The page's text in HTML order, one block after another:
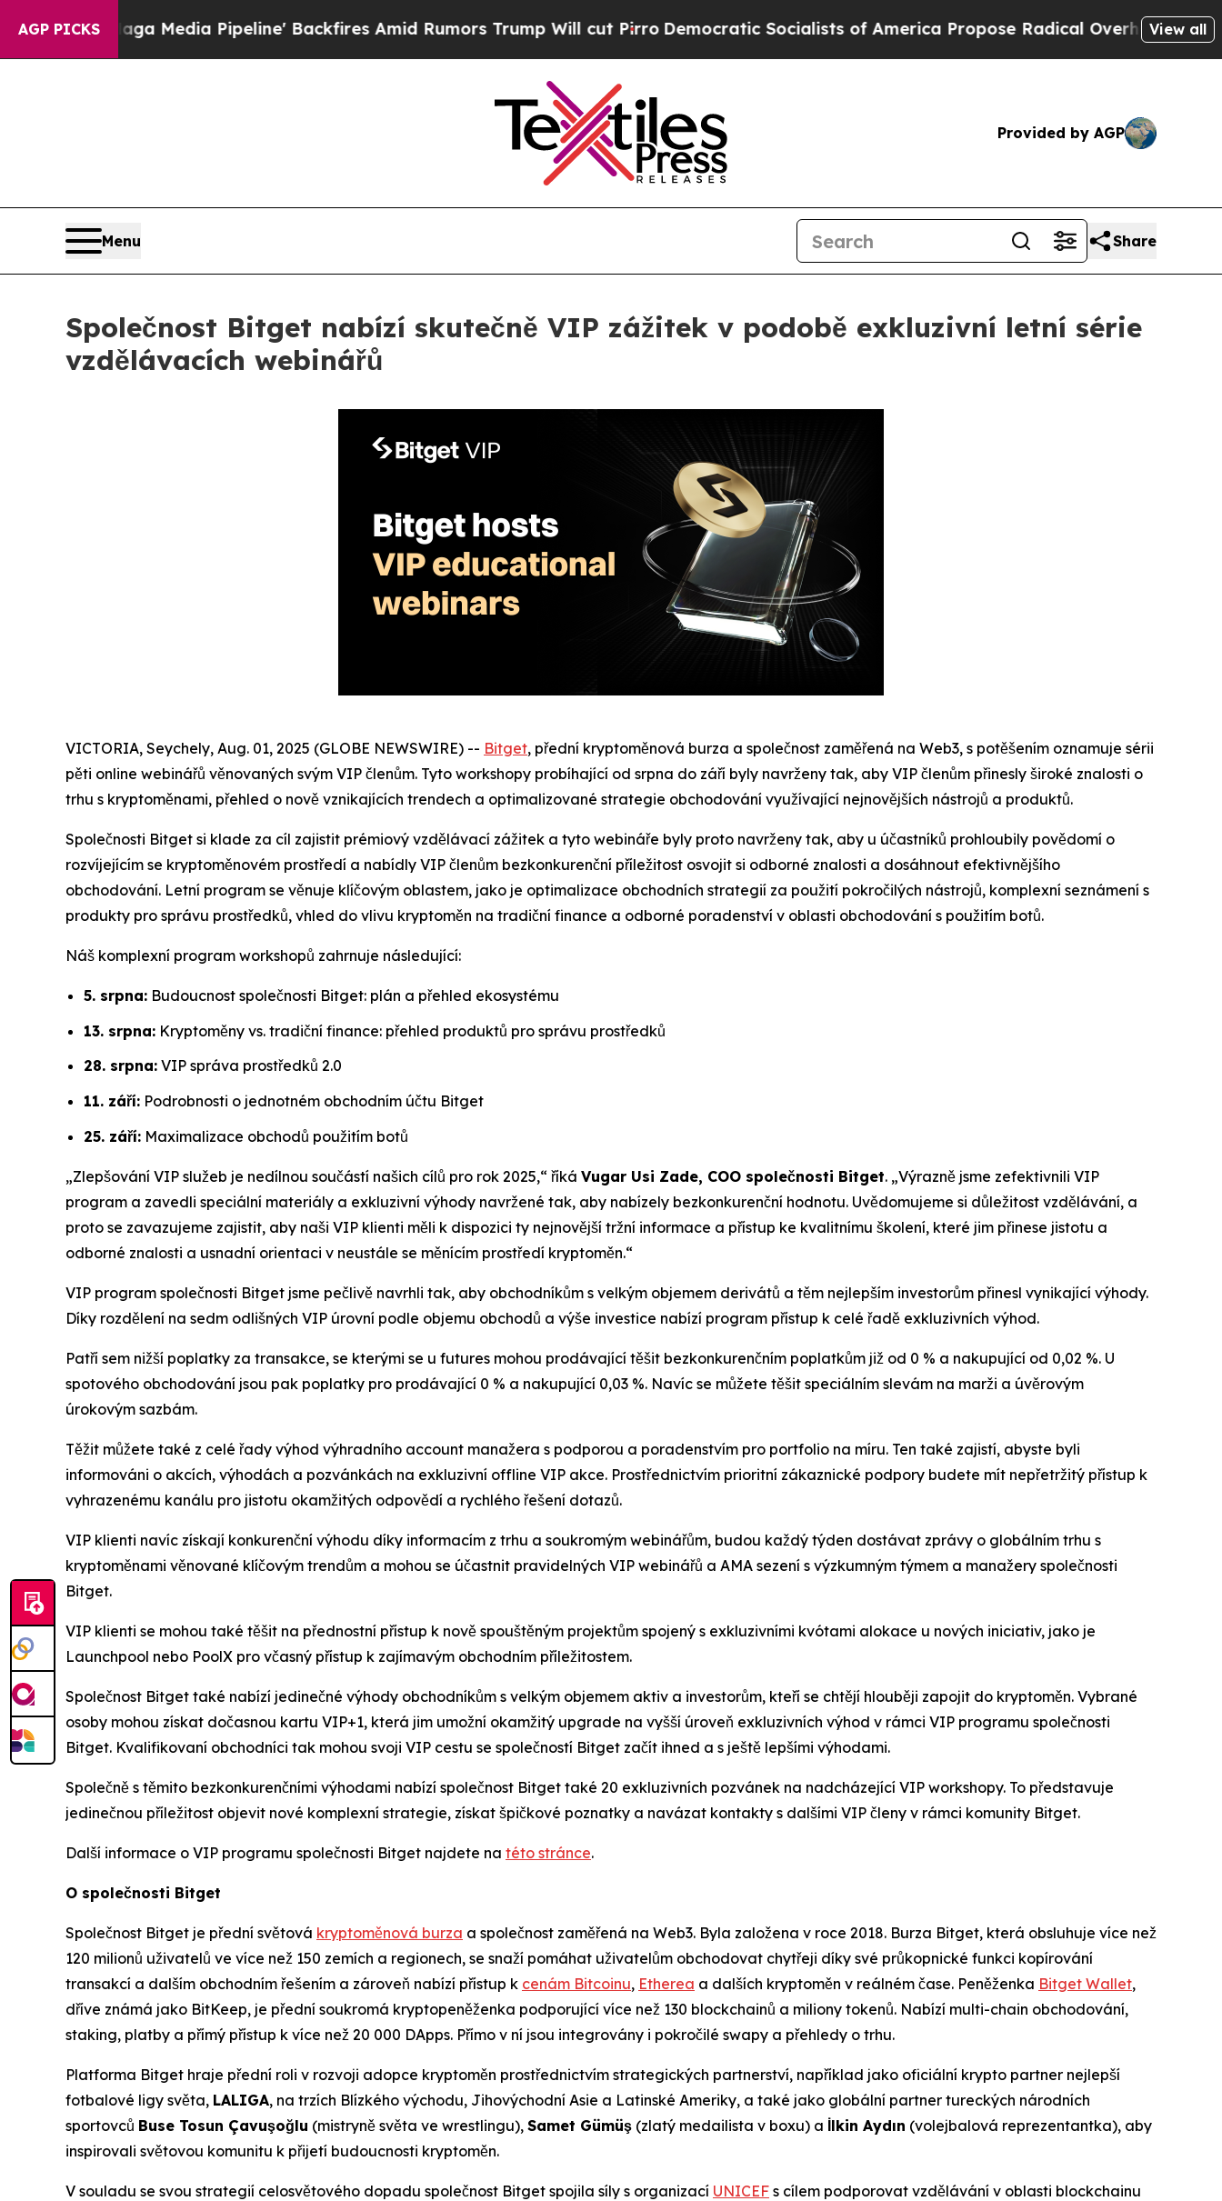
AGP PICKS
'Maga Media Pipeline' Backfires Amid Rumors Trump Will cut PirroDemocratic Socialists of America Propose Radical Overhaul of US GovtView all
Provided by AGP
Menu Share
Společnost Bitget nabízí skutečně VIP zážitek v podobě exkluzivní letní série
vzdělávacích webinářů
VICTORIA, Seychely, Aug. 01, 2025 (GLOBE NEWSWIRE) -- Bitget, přední kryptoměnová burza a společnost zaměřená na Web3, s potěšením oznamuje sérii
pěti online webinářů věnovaných svým VIP členům. Tyto workshopy probíhající od srpna do září byly navrženy tak, aby VIP členům přinesly široké znalosti o
trhu s kryptoměnami, přehled o nově vznikajících trendech a optimalizované strategie obchodování využívající nejnovějších nástrojů a produktů.
Společnosti Bitget si klade za cíl zajistit prémiový vzdělávací zážitek a tyto webináře byly proto navrženy tak, aby u účastníků prohloubily povědomí o
rozvíjejícím se kryptoměnovém prostředí a nabídly VIP členům bezkonkurenční příležitost osvojit si odborné znalosti a dosáhnout efektivnějšího
obchodování. Letní program se věnuje klíčovým oblastem, jako je optimalizace obchodních strategií za použití pokročilých nástrojů, komplexní seznámení s
produkty pro správu prostředků, vhled do vlivu kryptoměn na tradiční finance a odborné poradenství v oblasti obchodování s použitím botů.
Náš komplexní program workshopů zahrnuje následující:
5. srpna: Budoucnost společnosti Bitget: plán a přehled ekosystému
13. srpna: Kryptoměny vs. tradiční finance: přehled produktů pro správu prostředků
28. srpna: VIP správa prostředků 2.0
11. září: Podrobnosti o jednotném obchodním účtu Bitget
25. září: Maximalizace obchodů použitím botů
„Zlepšování VIP služeb je nedílnou součástí našich cílů pro rok 2025,“ říká Vugar Usi Zade, COO společnosti Bitget. „Výrazně jsme zefektivnili VIP
program a zavedli speciální materiály a exkluzivní výhody navržené tak, aby nabízely bezkonkurenční hodnotu. Uvědomujeme si důležitost vzdělávání, a
proto se zavazujeme zajistit, aby naši VIP klienti měli k dispozici ty nejnovější tržní informace a přístup ke kvalitnímu školení, které jim přinese jistotu a
odborné znalosti a usnadní orientaci v neustále se měnícím prostředí kryptoměn.“
VIP program společnosti Bitget jsme pečlivě navrhli tak, aby obchodníkům s velkým objemem derivátů a těm nejlepším investorům přinesl vynikající výhody.
Díky rozdělení na sedm odlišných VIP úrovní podle objemu obchodů a výše investice nabízí program přístup k celé řadě exkluzivních výhod.
Patří sem nižší poplatky za transakce, se kterými se u futures mohou prodávající těšit bezkonkurenčním poplatkům již od 0 % a nakupující od 0,02 %. U
spotového obchodování jsou pak poplatky pro prodávající 0 % a nakupující 0,03 %. Navíc se můžete těšit speciálním slevám na marži a úvěrovým
úrokovým sazbám.
Těžit můžete také z celé řady výhod výhradního account manažera s podporou a poradenstvím pro portfolio na míru. Ten také zajistí, abyste byli
informováni o akcích, výhodách a pozvánkách na exkluzivní offline VIP akce. Prostřednictvím prioritní zákaznické podpory budete mít nepřetržitý přístup k
vyhrazenému kanálu pro jistotu okamžitých odpovědí a rychlého řešení dotazů.
VIP klienti navíc získají konkurenční výhodu díky informacím z trhu a soukromým webinářům, budou každý týden dostávat zprávy o globálním trhu s
kryptoměnami věnované klíčovým trendům a mohou se účastnit pravidelných VIP webinářů a AMA sezení s výzkumným týmem a manažery společnosti
Bitget.
VIP klienti se mohou také těšit na přednostní přístup k nově spouštěným projektům spojený s exkluzivními kvótami alokace u nových iniciativ, jako je
Launchpool nebo PoolX pro včasný přístup k zajímavým obchodním příležitostem.
Společnost Bitget také nabízí jedinečné výhody obchodníkům s velkým objemem aktiv a investorům, kteří se chtějí hlouběji zapojit do kryptoměn. Vybrané
osoby mohou získat dočasnou kartu VIP+1, která jim umožní okamžitý upgrade na vyšší úroveň exkluzivních výhod v rámci VIP programu společnosti
Bitget. Kvalifikovaní obchodníci tak mohou svoji VIP cestu se společností Bitget začít ihned a s ještě lepšími výhodami.
Společně s těmito bezkonkurenčními výhodami nabízí společnost Bitget také 20 exkluzivních pozvánek na nadcházející VIP workshopy. To představuje
jedinečnou příležitost objevit nové komplexní strategie, získat špičkové poznatky a navázat kontakty s dalšími VIP členy v rámci komunity Bitget.
Další informace o VIP programu společnosti Bitget najdete na této stránce.
O společnosti Bitget
Společnost Bitget je přední světová kryptoměnová burza a společnost zaměřená na Web3. Byla založena v roce 2018. Burza Bitget, která obsluhuje více než
120 milionů uživatelů ve více než 150 zemích a regionech, se snaží pomáhat uživatelům obchodovat chytřeji díky své průkopnické funkci kopírování
transakcí a dalším obchodním řešením a zároveň nabízí přístup k cenám Bitcoinu, Etherea a dalších kryptoměn v reálném čase. Peněženka Bitget Wallet,
dříve známá jako BitKeep, je přední soukromá kryptopeněženka podporující více než 130 blockchainů a miliony tokenů. Nabízí multi-chain obchodování,
staking, platby a přímý přístup k více než 20 000 DApps. Přímo v ní jsou integrovány i pokročilé swapy a přehledy o trhu.
Platforma Bitget hraje přední roli v rozvoji adopce kryptoměn prostřednictvím strategických partnerství, například jako oficiální krypto partner nejlepší
fotbalové ligy světa, LALIGA, na trzích Blízkého východu, Jihovýchodní Asie a Latinské Ameriky, a také jako globální partner tureckých národních
sportovců Buse Tosun Çavuşoğlu (mistryně světa ve wrestlingu), Samet Gümüş (zlatý medailista v boxu) a İlkin Aydın (volejbalová reprezentantka), aby
inspirovali světovou komunitu k přijetí budoucnosti kryptoměn.
V souladu se svou strategií celosvětového dopadu společnost Bitget spojila síly s organizací UNICEF s cílem podporovat vzdělávání v oblasti blockchainu